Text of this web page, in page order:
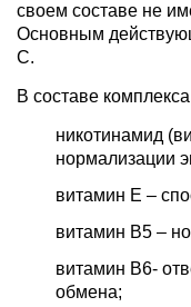
своем составе не
Основным
С.
В составе
никотинамид
нормализации
витамин Е –
витамин В5 –
витамин В6-
обмена;